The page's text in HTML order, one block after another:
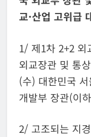
교·산업 고위급
1/ 제1차 2+2 외
외교장관 및 통
(수) 대한민국
개발부 장관(이
2/ 고조되는 지